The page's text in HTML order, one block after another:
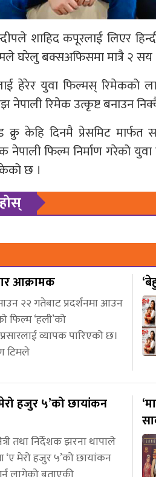
शाहिद कपूरलाई लिएर
घरेलु बक्सअफिसमा मात्रै २ सय
हेरेर युवा फिल्मस् रिमेकको
नेपाली रिमेक उत्कृष्ट बनाउन
केहि दिनमै प्रेसमिट मार्फत
फिल्म निर्माण गरेको युवा
छ ।
आक्रामक
२२ गतेबाट प्रदर्शनमा आउन
फिल्म ‘हली’को
व्यापक पारिएको छ।
टिमले
हजुर ५’को छायांकन
तथा निर्देशक झरना थापाले
‘ए मेरो हजुर ५’को छायांकन